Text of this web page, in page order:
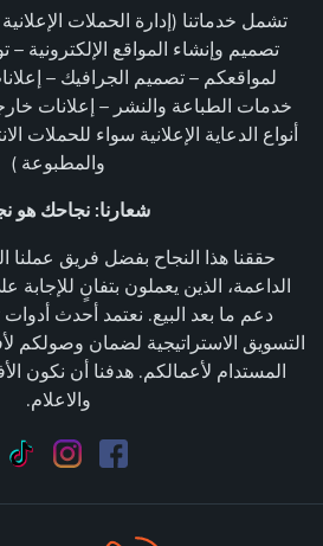
تشمل خدماتنا (إدارة الحملات
تصميم وإنشاء المواقع الإلكترونية
لمواقعكم – تصميم الجرافيك –
أنواع الدعاية الإعلانية سواء للحملات
والمطبوعة )
شعارنا: نجاحك هو
حققنا هذا النجاح بفضل فريق عملنا
الداعمة، الذين يعملون بتفانٍ للإجابة
دعم ما بعد البيع. نعتمد أحدث
التسويق الاستراتيجية لضمان وصولكم
المستدام لأعمالكم. هدفنا أن نكون
والاعلام.